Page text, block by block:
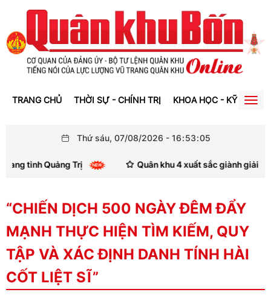
TRANG CHỦ THỜI SỰ - CHÍNH TRỊ KHOA HỌC - KỸ THUẬT
Thứ sáu, 07/08/2026 - 16:53:05
Quảng Trị Quân khu 4 xuất sắc giành giải Nhì Hội
“CHIẾN DỊCH 500 NGÀY ĐÊM ĐẨY
MẠNH THỰC HIỆN TÌM KIẾM, QUY
TẬP VÀ XÁC ĐỊNH DANH TÍNH HÀI
CỐT LIỆT SĨ”